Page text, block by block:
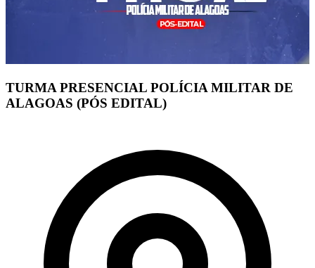
TURMA PRESENCIAL POLÍCIA MILITAR DE
ALAGOAS (PÓS EDITAL)